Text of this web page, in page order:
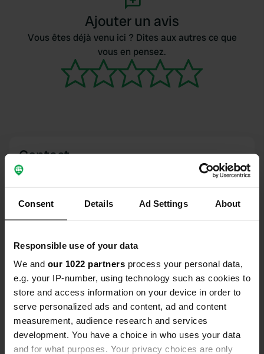
Consent Details Ad Settings About
Responsible use of your data
We and our 1022 partners process your personal data,
e.g. your IP-number, using technology such as cookies to
store and access information on your device in order to
serve personalized ads and content, ad and content
measurement, audience research and services
development. You have a choice in who uses your data
and for what purposes. Your privacy choices are only
Ajouter un avis
Vous êtes déjà venu ici ? Dites aux autres ce que
vous en pensez.
Contact
U Rybníka 657
Copie
Copie
48.85728 16.91241
Copie
Code du site
195486
Passer àPRO+ PRO+